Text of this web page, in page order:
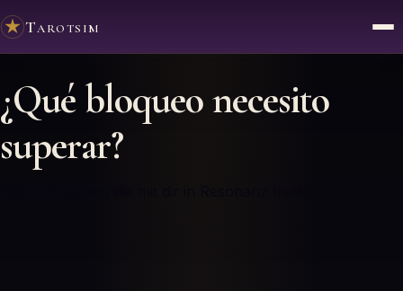
Tarotsim
¿Qué bloqueo necesito
superar?